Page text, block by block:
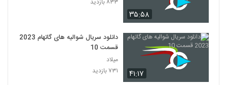
۳۵:۵۸
۴۱:۱۷
دانلود سریال شوالیه های گاتهام 2023
قسمت 10
میلاد
۷۳۱ بازدید